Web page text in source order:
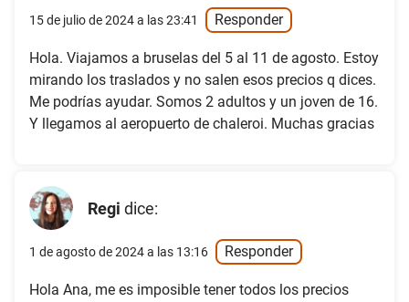
15 de julio de 2024 a las 23:41 Responder
Hola. Viajamos a bruselas del 5 al 11 de agosto. Estoy
mirando los traslados y no salen esos precios q dices.
Me podrías ayudar. Somos 2 adultos y un joven de 16.
Y llegamos al aeropuerto de chaleroi. Muchas gracias
Regi dice:
1 de agosto de 2024 a las 13:16 Responder
Hola Ana, me es imposible tener todos los precios